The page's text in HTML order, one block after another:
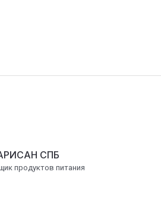
СПБ
продуктов питания